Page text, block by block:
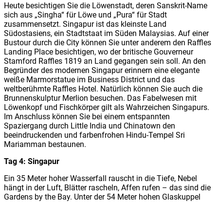
Heute besichtigen Sie die Löwenstadt, deren Sanskrit-Name
sich aus „Singha“ für Löwe und „Pura“ für Stadt
zusammensetzt. Singapur ist das kleinste Land
Südostasiens, ein Stadtstaat im Süden Malaysias. Auf einer
Bustour durch die City können Sie unter anderem den Raffles
Landing Place besichtigen, wo der britische Gouverneur
Stamford Raffles 1819 an Land gegangen sein soll. An den
Begründer des modernen Singapur erinnern eine elegante
weiße Marmorstatue im Business District und das
weltberühmte Raffles Hotel. Natürlich können Sie auch die
Brunnenskulptur Merlion besuchen. Das Fabelwesen mit
Löwenkopf und Fischkörper gilt als Wahrzeichen Singapurs.
Im Anschluss können Sie bei einem entspannten
Spaziergang durch Little India und Chinatown den
beeindruckenden und farbenfrohen Hindu-Tempel Sri
Mariamman bestaunen.
Tag 4: Singapur
Ein 35 Meter hoher Wasserfall rauscht in die Tiefe, Nebel
hängt in der Luft, Blätter rascheln, Affen rufen – das sind die
Gardens by the Bay. Unter der 54 Meter hohen Glaskuppel